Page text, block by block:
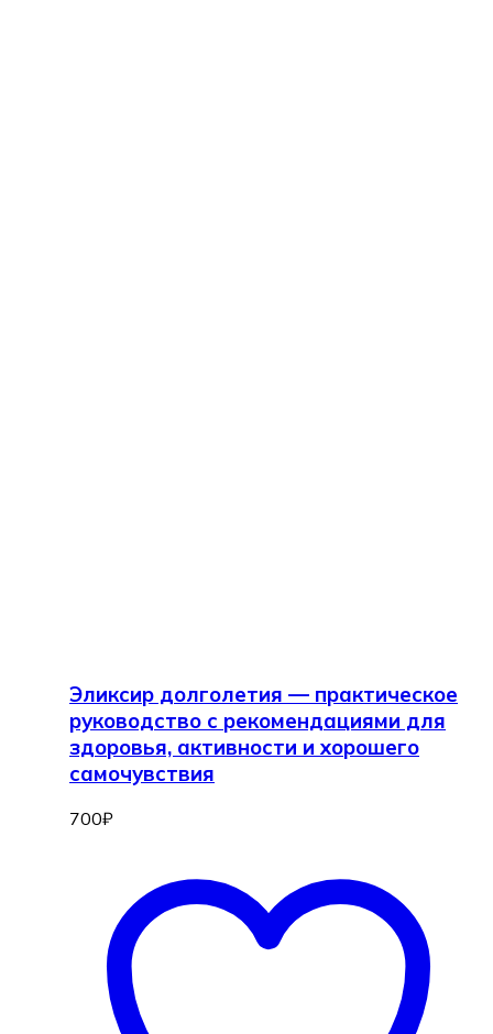
Эликсир долголетия — практическое
руководство с рекомендациями для
здоровья, активности и хорошего
самочувствия
700₽